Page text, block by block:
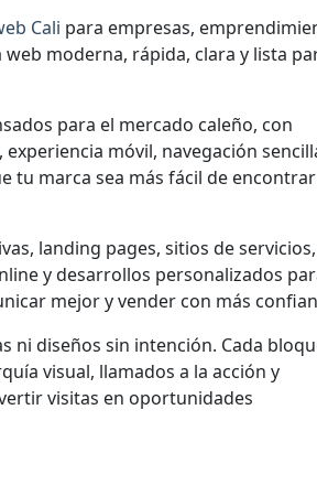
Cali para empresas,
moderna, rápida, clara y lista
para el mercado caleño, con
móvil, navegación
tu marca sea más fácil de
landing pages, sitios de servicios,
y desarrollos personalizados
mejor y vender con más
ni diseños sin intención. Cada
visual, llamados a la acción y
visitas en oportunidades